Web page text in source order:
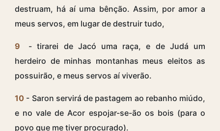
destruam, há aí uma bênção. Assim, por amor a
meus servos, em lugar de destruir tudo,
9
- tirarei de Jacó uma raça, e de Judá um
herdeiro de minhas montanhas meus eleitos as
possuirão, e meus servos aí viverão.
10 - Saron servirá de pastagem ao rebanho miúdo,
e no vale de Acor espojar-se-ão os bois (para o
povo que me tiver procurado).